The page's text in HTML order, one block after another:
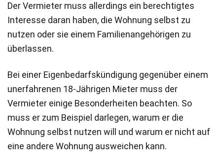
Der Vermieter muss allerdings ein berechtigtes
Interesse daran haben, die Wohnung selbst zu
nutzen oder sie einem Familienangehörigen zu
überlassen.
Bei einer Eigenbedarfskündigung gegenüber einem
unerfahrenen 18-Jährigen Mieter muss der
Vermieter einige Besonderheiten beachten. So
muss er zum Beispiel darlegen, warum er die
Wohnung selbst nutzen will und warum er nicht auf
eine andere Wohnung ausweichen kann.